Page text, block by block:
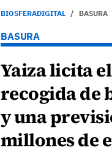
BIOSFERADIGITAL BASURA
BASURA
Yaiza licita
recogida de
y una
millones de